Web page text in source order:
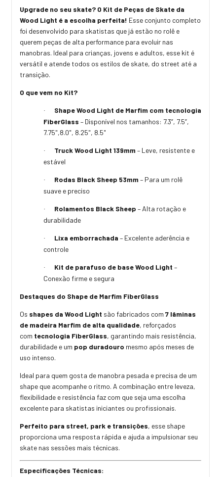
Upgrade no seu skate? O Kit de Peças de Skate da
Wood Light é a escolha perfeita! Esse conjunto completo
foi desenvolvido para skatistas que já estão no rolê e
querem peças de alta performance para evoluir nas
manobras. Ideal para crianças, jovens e adultos, esse kit é
versátil e atende todos os estilos de skate, do street até a
transição.
O que vem no Kit?
·
Shape Wood Light de Marfim com tecnologia
FiberGlass – Disponível nos tamanhos: 7.3”, 7.5”,
7.75",8.0", 8.25", 8.5"
· Truck Wood Light 139mm – Leve, resistente e
estável
· Rodas Black Sheep 53mm – Para um rolê
suave e preciso
· Rolamentos Black Sheep – Alta rotação e
durabilidade
· Lixa emborrachada – Excelente aderência e
controle
· Kit de parafuso de base Wood Light –
Conexão firme e segura
Destaques do Shape de Marfim FiberGlass
Os shapes da Wood Light são fabricados com 7 lâminas
de madeira Marfim de alta qualidade, reforçados
com tecnologia FiberGlass, garantindo mais resistência,
durabilidade e um pop duradouro mesmo após meses de
uso intenso.
Ideal para quem gosta de manobra pesada e precisa de um
shape que acompanhe o ritmo. A combinação entre leveza,
flexibilidade e resistência faz com que seja uma escolha
excelente para skatistas iniciantes ou profissionais.
Perfeito para street, park e transições, esse shape
proporciona uma resposta rápida e ajuda a impulsionar seu
skate nas sessões mais técnicas.
Especificações Técnicas: